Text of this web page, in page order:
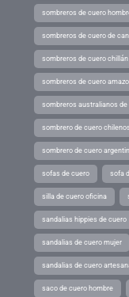
sombreros de cuero
sombreros de cuero de
sombreros de cuero chillán
sombreros de cuero
sombreros australianos de
sombrero de cuero chilenos
sombrero de cuero
sofas de cuero sofa
silla de cuero oficina
sandalias hippies de cuero
sandalias de cuero mujer
sandalias de cuero
saco de cuero hombre